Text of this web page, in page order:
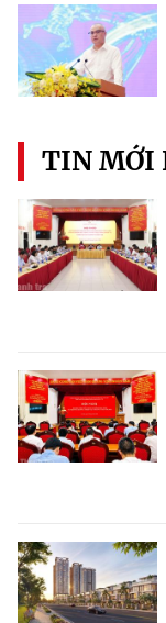
TIN MỚI